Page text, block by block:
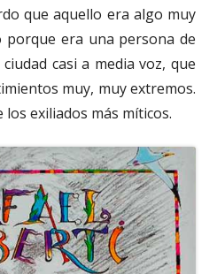
que aquello era algo muy
era una persona de
casi a media voz, que
muy, muy extremos.
exiliados más míticos.